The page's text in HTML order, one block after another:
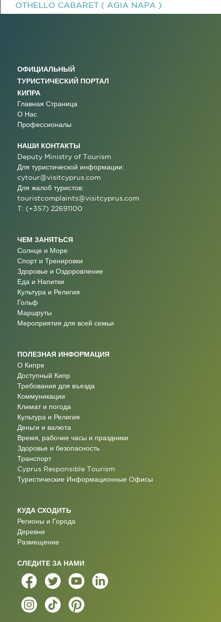
OTHELLO CABARET ( AGIA NAPA )
ОФИЦИАЛЬНЫЙ
ТУРИСТИЧЕСКИЙ ПОРТАЛ
КИПРА
Главная Страница
О Нас
Профессионалы
НАШИ КОНТАКТЫ
Deputy Ministry of Tourism
Для туристической информации:
cytour@visitcyprus.com
Для жалоб туристов:
touristcomplaints@visitcyprus.com
T: (+357) 22691100
ЧЕМ ЗАНЯТЬСЯ
Солнце и Море
Спорт и Тренировки
Здоровье и Оздоровление
Еда и Напитки
Культура и Религия
Гольф
Маршруты
Мероприятия для всей семьи
ПОЛЕЗНАЯ ИНФОРМАЦИЯ
О Кипре
Доступный Кипр
Требования для въезда
Коммуникации
Климат и погода
Культура и Религия
Деньги и валюта
Время, рабочие часы и праздники
Здоровье и безопасность
Транспорт
Cyprus Responsible Tourism
Туристические Информационные Oфисы
КУДА СХОДИТЬ
Регионы и Города
Деревни
Размещение
СЛЕДИТЕ ЗА НАМИ